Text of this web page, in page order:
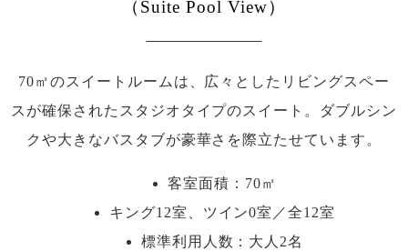
（Suite Pool View）
70㎡のスイートルームは、広々としたリビングスペー
スが確保されたスタジオタイプのスイート。ダブルシン
クや大きなバスタブが豪華さを際立たせています。
客室面積：70㎡
キング12室、ツイン0室／全12室
標準利用人数： 大人2名